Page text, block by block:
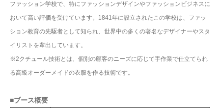
ファッション学校で、特にファッションデザインやファッションビジネスに
おいて高い評価を受けています。1841年に設立されたこの学校は、ファッ
ション教育の先駆者として知られ、世界中の多くの著名なデザイナーやスタ
イリストを輩出しています。
※2クチュール技術とは、個別の顧客のニーズに応じて手作業で仕立てられ
る高級オーダーメイドの衣服を作る技術です。
■ブース概要